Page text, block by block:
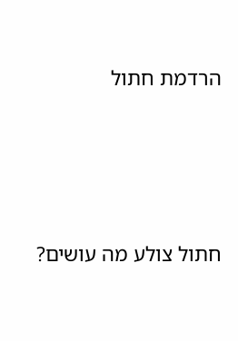
הרדמת חתול
חתול צולע מה עושים?